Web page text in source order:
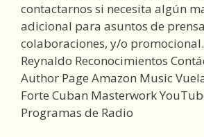
contactarnos si necesita algún
adicional para asuntos de
colaboraciones, y/o
Reynaldo Reconocimientos
Author Page Amazon Music
Forte Cuban Masterwork
Programas de Radio